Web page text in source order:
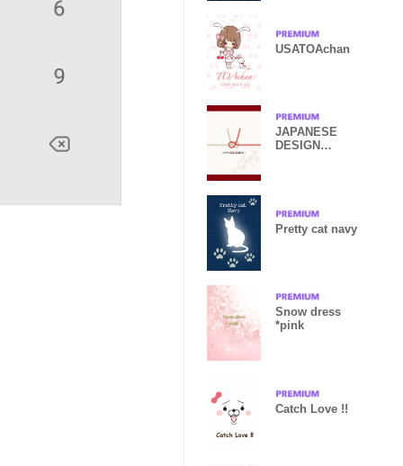
USATOAchan
JAPANESE
DESIGN
Pretty cat navy
Snow dress
*pink
Catch Love !!